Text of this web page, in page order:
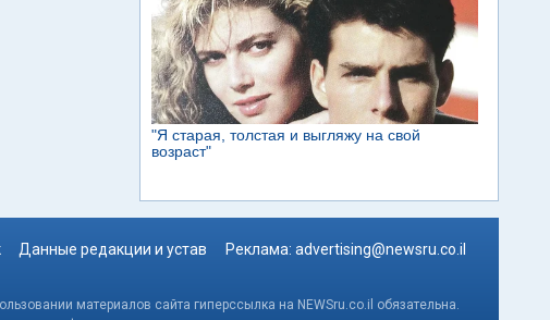
Данные редакции и устав Реклама: advertising@newsru.co.il
материалов сайта гиперссылка на NEWSru.co.il обязательна.